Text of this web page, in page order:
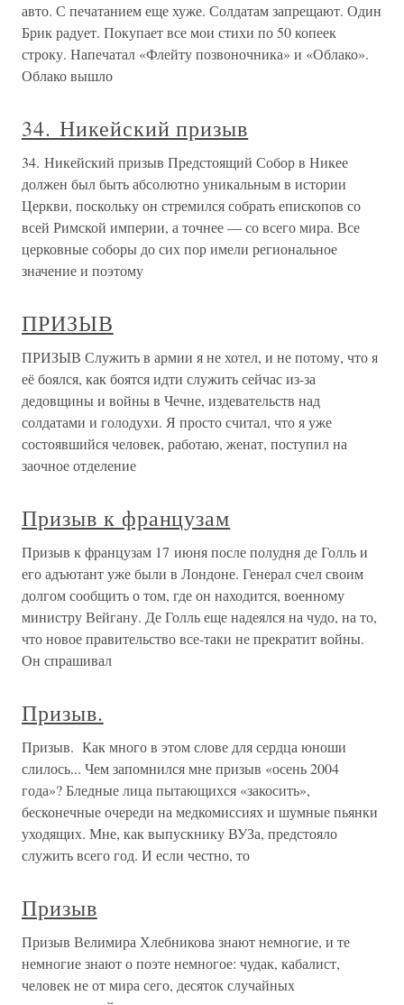
авто. С печатанием еще хуже. Солдатам запрещают. Один
Брик радует. Покупает все мои стихи по 50 копеек
строку. Напечатал «Флейту позвоночника» и «Облако».
Облако вышло
34. Никейский призыв
34. Никейский призыв Предстоящий Собор в Никее
должен был быть абсолютно уникальным в истории
Церкви, поскольку он стремился собрать епископов со
всей Римской империи, а точнее — со всего мира. Все
церковные соборы до сих пор имели региональное
значение и поэтому
ПРИЗЫВ
ПРИЗЫВ Служить в армии я не хотел, и не потому, что я
её боялся, как боятся идти служить сейчас из-за
дедовщины и войны в Чечне, издевательств над
солдатами и голодухи. Я просто считал, что я уже
состоявшийся человек, работаю, женат, поступил на
заочное отделение
Призыв к французам
Призыв к французам 17 июня после полудня де Голль и
его адъютант уже были в Лондоне. Генерал счел своим
долгом сообщить о том, где он находится, военному
министру Вейгану. Де Голль еще надеялся на чудо, на то,
что новое правительство все-таки не прекратит войны.
Он спрашивал
Призыв.
Призыв. Как много в этом слове для сердца юноши
слилось... Чем запомнился мне призыв «осень 2004
года»? Бледные лица пытающихся «закосить»,
бесконечные очереди на медкомиссиях и шумные пьянки
уходящих. Мне, как выпускнику ВУЗа, предстояло
служить всего год. И если честно, то
Призыв
Призыв Велимира Хлебникова знают немногие, и те
немногие знают о поэте немногое: чудак, кабалист,
человек не от мира сего, десяток случайных